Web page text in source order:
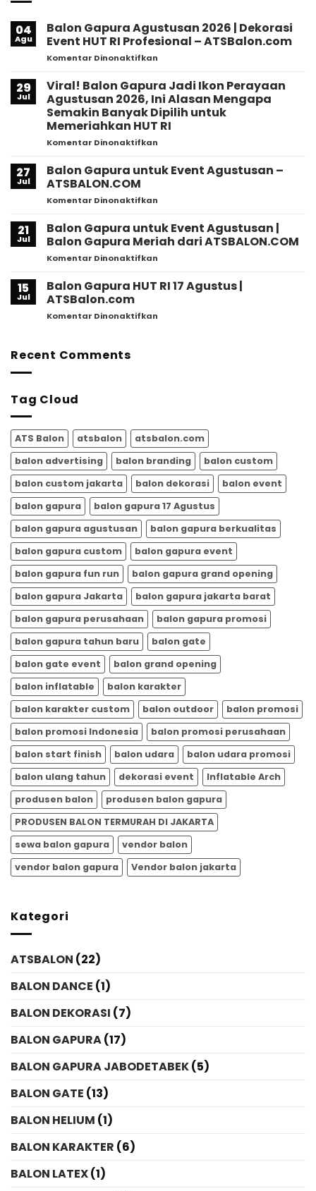
04
Agu
Balon Gapura Agustusan 2026 | Dekorasi
Event HUT RI Profesional – ATSBalon.com
Komentar Dinonaktifkan
Gapura
Agustusan
2026
|
Dekorasi
RI
Profesional
29
Jul
Viral! Balon Gapura Jadi Ikon Perayaan
Agustusan 2026, Ini Alasan Mengapa
Semakin Banyak Dipilih untuk
Memeriahkan HUT RI
Komentar Dinonaktifkan
Balon
Gapura
Agustusan
2026,
Semakin
27
Jul
Balon Gapura untuk Event Agustusan –
ATSBALON.COM
Komentar Dinonaktifkan
Gapura
untuk
Event
ATSBALON.COM
21
Jul
Balon Gapura untuk Event Agustusan |
Balon Gapura Meriah dari ATSBALON.COM
Komentar Dinonaktifkan
Gapura
untuk
15
Jul
Balon Gapura HUT RI 17 Agustus |
ATSBalon.com
Komentar Dinonaktifkan
Recent Comments
Tag Cloud
ATS Balon atsbalon
atsbalon.com
balon advertising
balon branding
balon custom
balon custom jakarta
balon dekorasi
balon event
balon gapura
balon gapura 17 Agustus
balon gapura agustusan
balon gapura berkualitas
balon gapura custom
balon gapura event
balon gapura fun run
balon gapura grand opening
balon gapura Jakarta
balon gapura jakarta barat
balon gapura perusahaan
balon gapura promosi
balon gapura tahun baru
balon gate
balon gate event
balon grand opening
balon inflatable
balon karakter
balon karakter custom
balon outdoor
balon promosi
balon promosi Indonesia
balon promosi perusahaan
balon start finish
balon udara
balon udara promosi
balon ulang tahun
dekorasi event
Inflatable Arch
produsen balon
produsen balon gapura
PRODUSEN BALON TERMURAH DI JAKARTA
sewa balon gapura
vendor balon
vendor balon gapura
Vendor balon jakarta
Kategori
ATSBALON (22)
BALON DANCE (1)
BALON DEKORASI (7)
BALON GAPURA(17)
BALON GAPURA JABODETABEK(5)
BALON GATE (13)
BALON HELIUM (1)
BALON KARAKTER (6)
BALON LATEX(1)